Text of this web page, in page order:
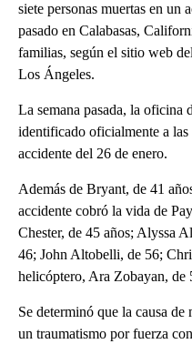
siete personas muertas en un
pasado en Calabasas,
familias, según el sitio web
Los Ángeles.
La semana pasada, la oficina
identificado oficialmente a
accidente del 26 de enero.
Además de Bryant, de 41
accidente cobró la vida de
Chester, de 45 años; Alyssa
46; John Altobelli, de 56;
helicóptero, Ara Zobayan, de
Se determinó que la causa
un traumatismo por fuerza